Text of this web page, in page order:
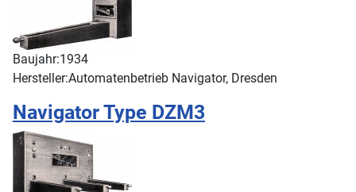
Baujahr:1934
Hersteller:Automatenbetrieb Navigator, Dresden
Navigator Type DZM3